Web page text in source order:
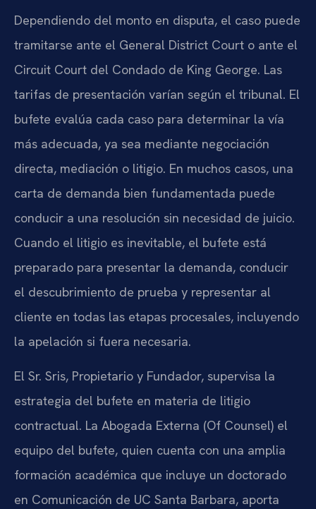
Dependiendo del monto en disputa, el caso puede
tramitarse ante el General District Court o ante el
Circuit Court del Condado de King George. Las
tarifas de presentación varían según el tribunal. El
bufete evalúa cada caso para determinar la vía
más adecuada, ya sea mediante negociación
directa, mediación o litigio. En muchos casos, una
carta de demanda bien fundamentada puede
conducir a una resolución sin necesidad de juicio.
Cuando el litigio es inevitable, el bufete está
preparado para presentar la demanda, conducir
el descubrimiento de prueba y representar al
cliente en todas las etapas procesales, incluyendo
la apelación si fuera necesaria.
El Sr. Sris, Propietario y Fundador, supervisa la
estrategia del bufete en materia de litigio
contractual. La Abogada Externa (Of Counsel) el
equipo del bufete, quien cuenta con una amplia
formación académica que incluye un doctorado
en Comunicación de UC Santa Barbara, aporta